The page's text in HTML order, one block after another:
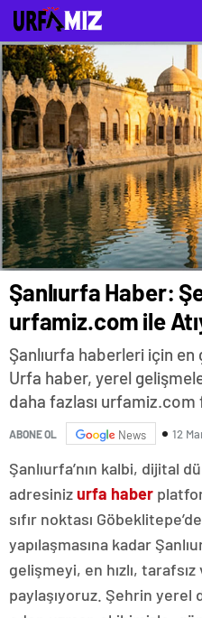
Şanlıurfa Haber:
urfamiz.com ile
Şanlıurfa haberleri için
Urfa haber, yerel
daha fazlası urfamiz.com
ABONE OL News 12
Şanlıurfa’nın kalbi, dijital
adresinizurfa haber
sıfır noktası
yapılaşmasına kadar
gelişmeyi, en hızlı,
paylaşıyoruz. Şehrin yerel
Gönderdi?